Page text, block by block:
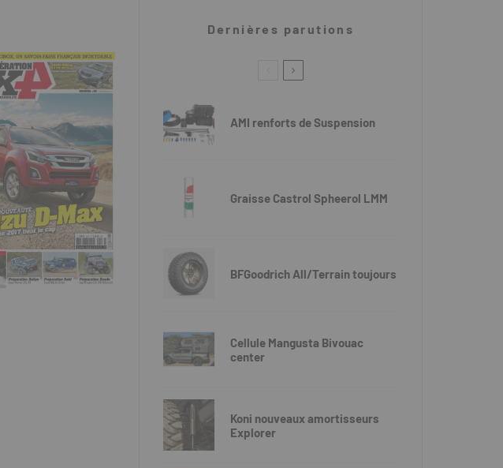
Dernières parutions
AMI renforts de Suspension
Graisse Castrol Spheerol LMM
BFGoodrich All/Terrain toujours
Cellule Mangusta Bivouac
center
Koni nouveaux amortisseurs
Explorer